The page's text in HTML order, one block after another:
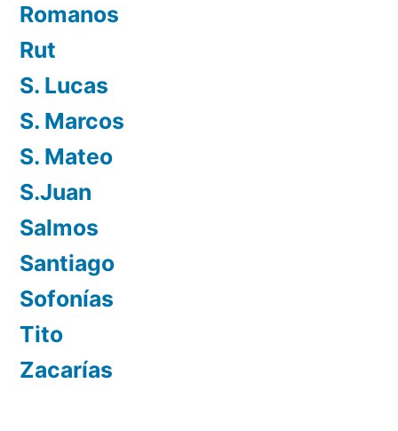
Romanos
Rut
S. Lucas
S. Marcos
S. Mateo
S.Juan
Salmos
Santiago
Sofonías
Tito
Zacarías